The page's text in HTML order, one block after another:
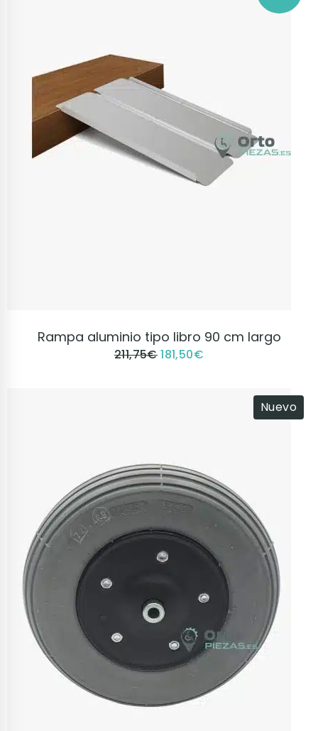
VER PRODUCTO
Rampa aluminio tipo libro 90 cm largo
211,75€181,50€
Nuevo